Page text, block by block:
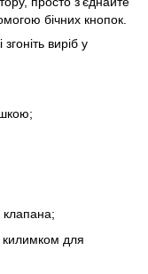
бічних кнопок.
виріб у
клапана;
килимком для